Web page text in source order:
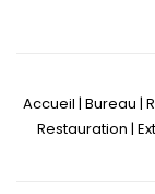
Accueil | Bureau |
Restauration |